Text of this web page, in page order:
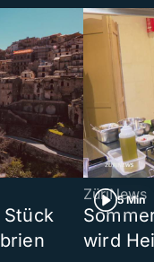
Stück
5 Min
ZüriNews
wird